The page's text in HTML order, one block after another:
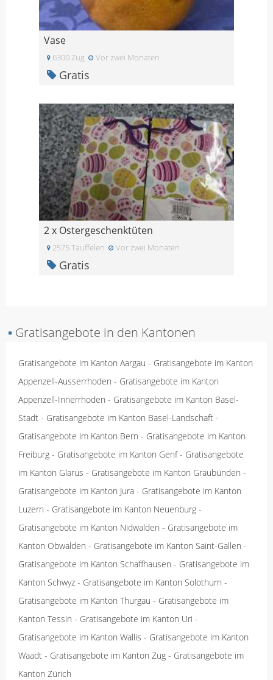
Vase
6300 Zug Vor zwei Monaten
Gratis
2 x Ostergeschenktüten
2575 Tauffelen Vor zwei Monaten
Gratis
▪ Gratisangebote in den Kantonen
Gratisangebote im Kanton Aargau - Gratisangebote im Kanton
Appenzell-Ausserrhoden - Gratisangebote im Kanton
Appenzell-Innerrhoden - Gratisangebote im Kanton Basel-
Stadt - Gratisangebote im Kanton Basel-Landschaft -
Gratisangebote im Kanton Bern - Gratisangebote im Kanton
Freiburg - Gratisangebote im Kanton Genf- Gratisangebote
im Kanton Glarus - Gratisangebote im Kanton Graubünden -
Gratisangebote im Kanton Jura - Gratisangebote im Kanton
Luzern - Gratisangebote im Kanton Neuenburg -
Gratisangebote im Kanton Nidwalden - Gratisangebote im
Kanton Obwalden - Gratisangebote im Kanton Saint-Gallen -
Gratisangebote im Kanton Schaffhausen - Gratisangebote im
Kanton Schwyz - Gratisangebote im Kanton Solothurn -
Gratisangebote im Kanton Thurgau - Gratisangebote im
Kanton Tessin - Gratisangebote im Kanton Uri -
Gratisangebote im Kanton Wallis - Gratisangebote im Kanton
Waadt - Gratisangebote im Kanton Zug - Gratisangebote im
Kanton Zürich